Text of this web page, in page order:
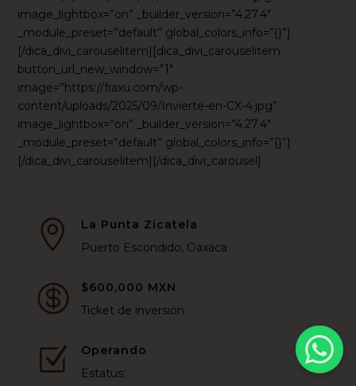
image_lightbox=”on” _builder_version=”4.27.4″
_module_preset=”default” global_colors_info=”{}”]
[/dica_divi_carouselitem][dica_divi_carouselitem
button_url_new_window=”1″
image=”https://fraxu.com/wp-
content/uploads/2025/09/Invierte-en-CX-4.jpg”
image_lightbox=”on” _builder_version=”4.27.4″
_module_preset=”default” global_colors_info=”{}”]
[/dica_divi_carouselitem][/dica_divi_carousel]

La Punta Zicatela
Puerto Escondido, Oaxaca

$600,000 MXN
Ticket de inversión
Z
Operando
Estatus: